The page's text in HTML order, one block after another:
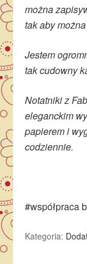
można
tak aby
Jestem
tak cudowny
Notatniki z
eleganckim
papierem i
codziennie.
#współpraca
Kategoria: